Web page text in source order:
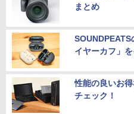
まとめ
イヤーカフ」
性能の良いお
チェック！